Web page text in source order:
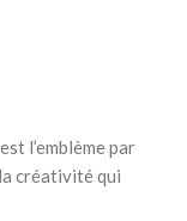
l’emblème par
créativité qui